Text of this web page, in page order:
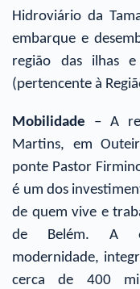
Hidroviário da
embarque e
região das ilhas
(pertencente à
Mobilidade – A
Martins, em
ponte Pastor
é um dos
de quem vive e
de Belém. A
modernidade,
cerca de 400 mil